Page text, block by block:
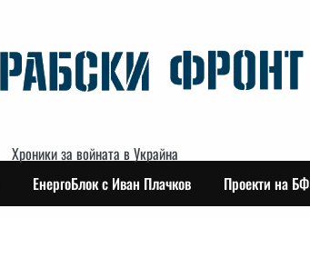
Хроники за войната в Украйна
ЕнергоБлок с Иван Плачков Проекти на БФ